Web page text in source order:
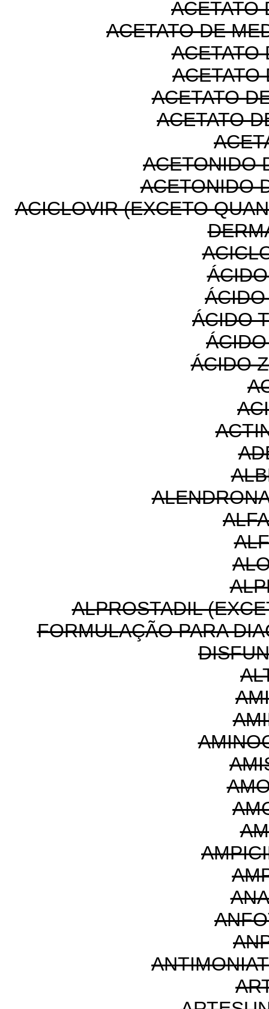
ACETATO
ACETATO DE
ACETATO
ACETATO
ACETATO
ACETATO
ACETONIDO
ACETONIDO
ACICLOVIR (EXCETO
ÁCIDO
ÁCIDO
ALPROSTADIL
FORMULAÇÃO PARA